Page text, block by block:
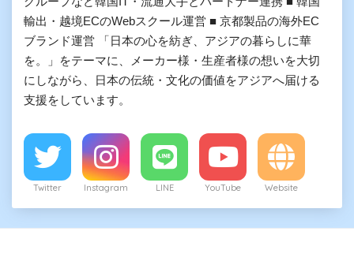
輸出・越境ECのWebスクール運営 ■ 京都製品の海外EC
ブランド運営 「日本の心を紡ぎ、アジアの暮らしに華
を。」をテーマに、メーカー様・生産者様の想いを大切
にしながら、日本の伝統・文化の価値をアジアへ届ける
支援をしています。
Twitter Instagram LINE YouTube Website